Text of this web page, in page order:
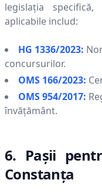
legislația
aplicabile includ:
HG 1336/2023:
concursurilor.
OMS 166/2023:
OMS 954/2017:
învățământ.
6. Pașii
Constanţa